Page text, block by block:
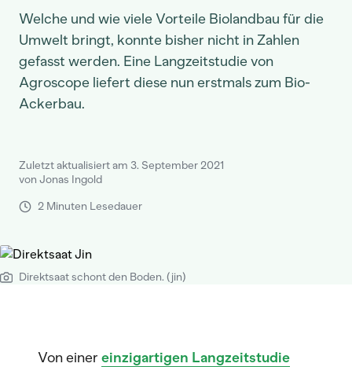
Welche und wie viele Vorteile Biolandbau für die
Umwelt bringt, konnte bisher nicht in Zahlen
gefasst werden. Eine Langzeitstudie von
Agroscope liefert diese nun erstmals zum Bio-
Ackerbau.
Zuletzt aktualisiert am 3. September 2021
von Jonas Ingold
2 Minuten Lesedauer
Direktsaat schont den Boden. (jin)
Von einer einzigartigen Langzeitstudie